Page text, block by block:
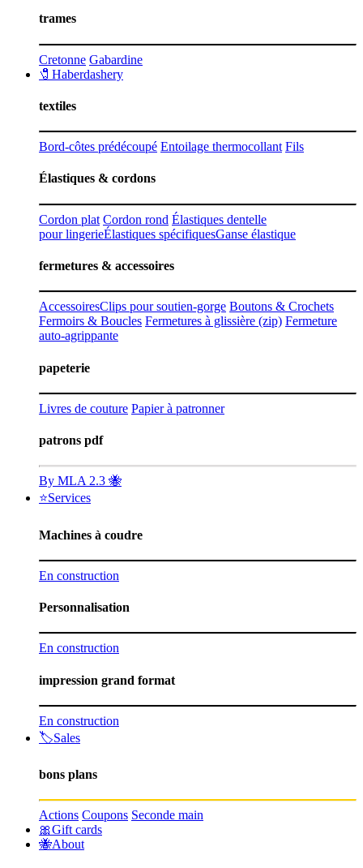
trames
Cretonne Gabardine
🧷Haberdashery
textiles
Bord-côtes prédécoupé Entoilage thermocollant Fils
Élastiques & cordons
Cordon plat Cordon rond Élastiques dentelle
pour lingerieÉlastiques spécifiquesGanse élastique
fermetures & accessoires
AccessoiresClips pour soutien-gorge Boutons & Crochets
Fermoirs & Boucles Fermetures à glissière (zip) Fermeture
auto-agrippante
papeterie
Livres de couture Papier à patronner
patrons pdf
By MLA 2.3 🐝
⭐Services
Machines à coudre
En construction
Personnalisation
En construction
impression grand format
En construction
🏷️Sales
bons plans
Actions Coupons Seconde main
🎀Gift cards
🐝About